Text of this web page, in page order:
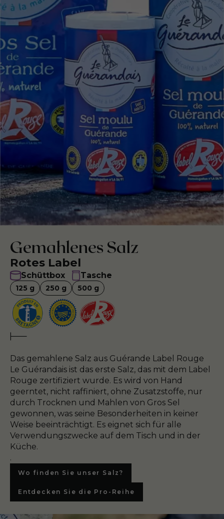
Gemahlenes Salz
Rotes Label
Schüttbox
125 g 250 g
Tasche
500 g
Das gemahlene Salz aus Guérande Label Rouge
Le Guérandais ist das erste Salz, das mit dem Label
Rouge zertifiziert wurde. Es wird von Hand
geerntet, nicht raffiniert, ohne Zusatzstoffe, nur
durch Trocknen und Mahlen von Gros Sel
gewonnen, was seine Besonderheiten in keiner
Weise beeinträchtigt. Es eignet sich für alle
Verwendungszwecke auf dem Tisch und in der
Küche.
.
Wo finden Sie unser Salz?
Entdecken Sie die Pro-Reihe